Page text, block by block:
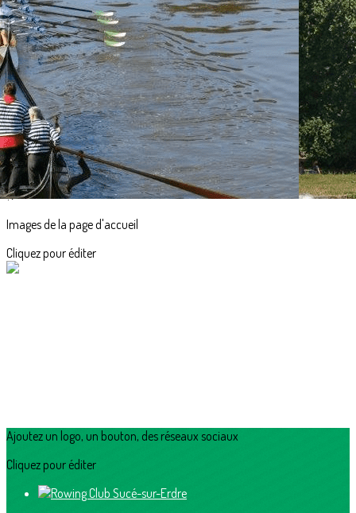
Exporter les lignes sélectionnées
Exporter toutes les colonnes
Exporter uniquement les colonnes affichées
Menu
<
>
Accueil
Actualités
L'aviron en images
?>
Images de la page d'accueil
Cliquez pour éditer
Ajoutez un logo, un bouton, des réseaux sociaux
Cliquez pour éditer